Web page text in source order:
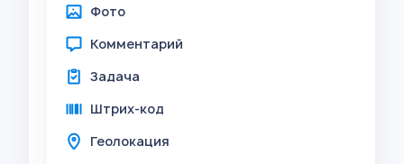
Фото
Комментарий
Задача
Штрих-код
Геолокация